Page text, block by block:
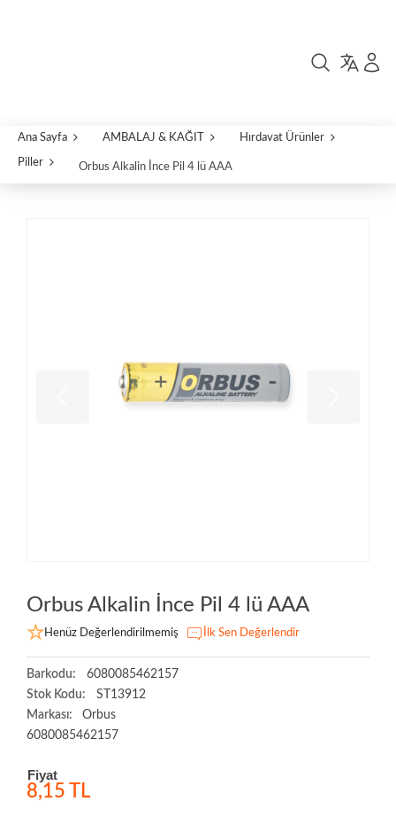
Ana Sayfa AMBALAJ & KAĞIT Hırdavat Ürünler
Piller Orbus Alkalin İnce Pil 4 lü AAA
Orbus Alkalin İnce Pil 4 lü AAA
Henüz Değerlendirilmemiş İlk Sen Değerlendir
Barkodu:
6080085462157
Stok Kodu:
ST13912
Markası:
Orbus
6080085462157
Fiyat
8,15 TL